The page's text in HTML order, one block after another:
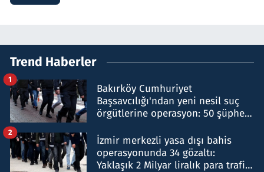
Trend Haberler
Bakırköy Cumhuriyet
Başsavcılığı'ndan yeni nesil suç
örgütlerine operasyon: 50 şüpheli
1
İzmir merkezli yasa dışı bahis
operasyonunda 34 gözaltı:
Yaklaşık 2 Milyar liralık para trafiği
2